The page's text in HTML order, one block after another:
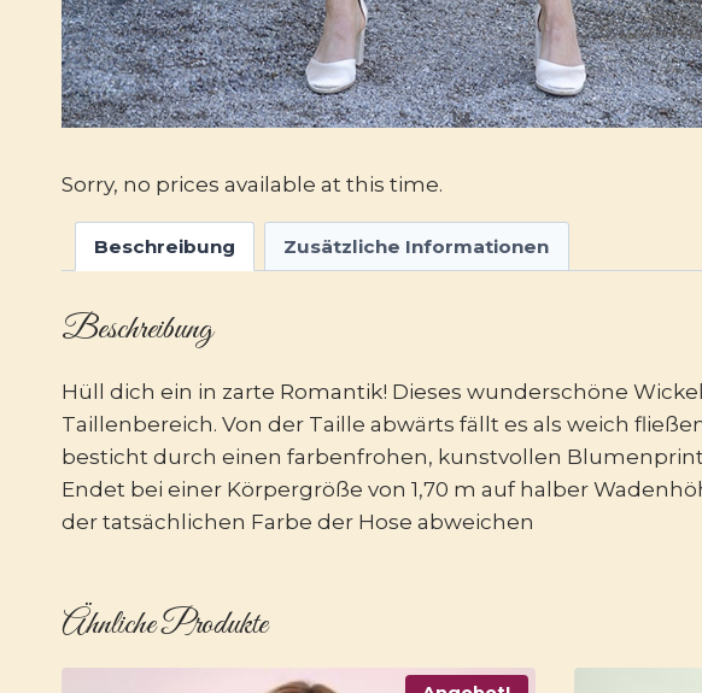
Sorry, no prices available at this time.
Beschreibung Zusätzliche Informationen
Beschreibung
Hüll dich ein in zarte Romantik! Dieses wunderschöne
Taillenbereich. Von der Taille abwärts fällt es als weich
besticht durch einen farbenfrohen, kunstvollen
Endet bei einer Körpergröße von 1,70 m auf halber
der tatsächlichen Farbe der Hose abweichen
Ähnliche Produkte